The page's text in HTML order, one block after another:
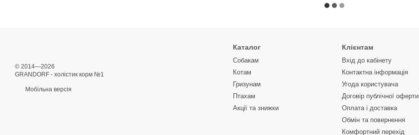
© 2014—2026
GRANDORF - холістик корм №1
Мобільна версія
Каталог
Собакам
Котам
Гризунам
Птахам
Акції та знижки
Клієнтам
Вхід до кабінету
Контактна інформація
Угода користувача
Договір публічної оферти
Оплата і доставка
Обмін та повернення
Комфортний перехід